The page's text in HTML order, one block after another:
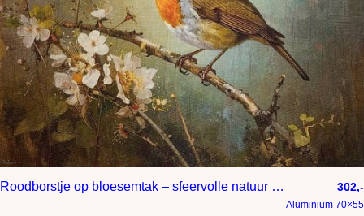
Roodborstje op bloesemtak – sfeervolle natuur wanddecoratie met vogel – landelijk en klassiek kunstwerk voor interieur 302,-
Aluminium 70×55